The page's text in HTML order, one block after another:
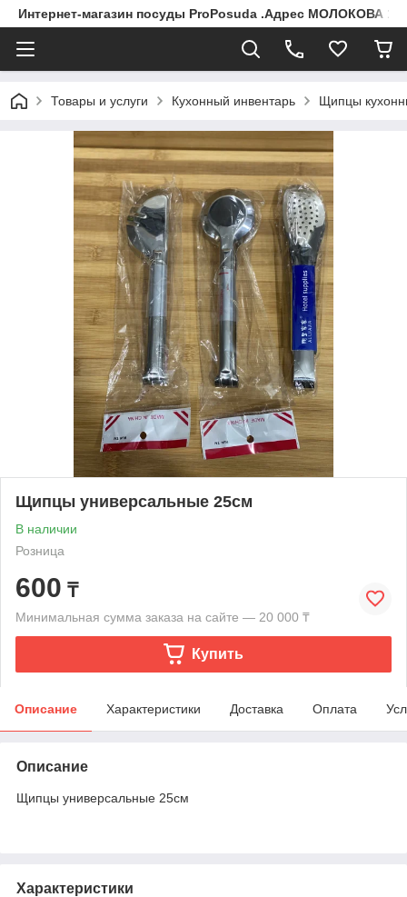
Интернет-магазин посуды ProPosuda .Адрес МОЛОКОВА
Товары и услуги Кухонный инвентарь Щипцы
Щипцы универсальные 25см
В наличии
Розница
600 ₸
Минимальная сумма заказа на сайте — 20 000 ₸
Купить
Описание Характеристики Доставка Оплата
Описание
Щипцы универсальные 25см
Характеристики